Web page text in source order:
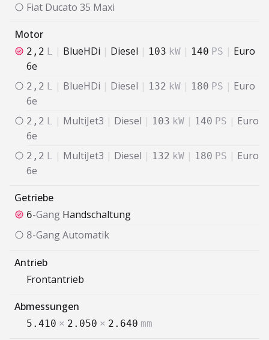
Fiat Ducato 35 Maxi
Motor
2,2 L | BlueHDi | Diesel | 103 kW | 140 PS | Euro
6e
2,2 L | BlueHDi | Diesel | 132 kW | 180 PS | Euro
6e
2,2 L | MultiJet3 | Diesel | 103 kW | 140 PS | Euro
6e
2,2 L | MultiJet3 | Diesel | 132 kW | 180 PS | Euro
6e
Getriebe
6-Gang Handschaltung
8-GangAutomatik
Antrieb
Frontantrieb
Abmessungen
5.410 × 2.050 × 2.640 mm